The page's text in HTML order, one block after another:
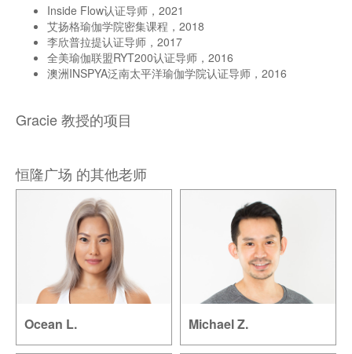
Inside Flow认证导师，2021
艾扬格瑜伽学院密集课程，2018
李欣普拉提认证导师，2017
全美瑜伽联盟RYT200认证导师，2016
澳洲INSPYA泛南太平洋瑜伽学院认证导师，2016
Gracie 教授的项目
恒隆广场 的其他老师
Ocean L. Michael Z.